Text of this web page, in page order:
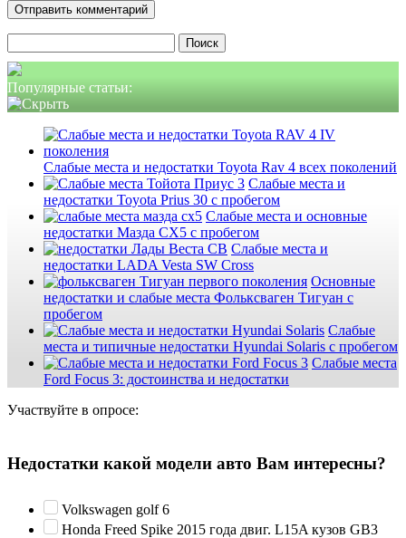
Популярные статьи:
Слабые места и недостатки Toyota Rav 4 всех поколений
Слабые места и
недостатки Toyota Prius 30 с пробегом
Слабые места и основные
недостатки Мазда СХ5 с пробегом
Слабые места и
недостатки LADA Vesta SW Cross
Основные
недостатки и слабые места Фольксваген Тигуан с
пробегом
Слабые
места и типичные недостатки Hyundai Solaris с пробегом
Слабые места
Ford Focus 3: достоинства и недостатки
Участвуйте в опросе:
Недостатки какой модели авто Вам интересны?
Volkswagen golf 6
Honda Freed Spike 2015 года двиг. L15A кузов GB3